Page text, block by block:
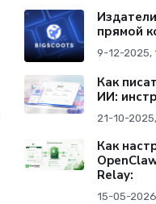
прямой
9-12-2025,
Как
ИИ:
21-10-
Как
Relay:
15-05-